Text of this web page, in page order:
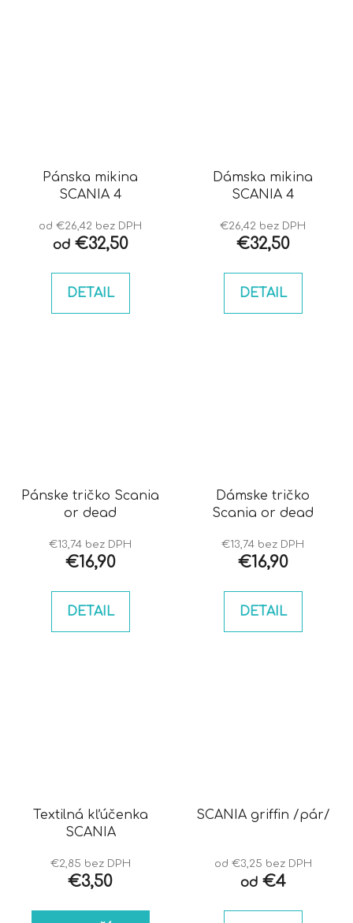
Pánska mikina
SCANIA 4
od €26,42 bez DPH
od€32,50
DETAIL
Dámska mikina
SCANIA 4
€26,42 bez DPH
€32,50
DETAIL
Pánske tričko Scania
or dead
€13,74 bez DPH
€16,90
DETAIL
Dámske tričko
Scania or dead
€13,74 bez DPH
€16,90
DETAIL
Textilná kľúčenka
SCANIA
€2,85 bez DPH
€3,50
SCANIA griffin /pár/
od €3,25 bez DPH
od€4